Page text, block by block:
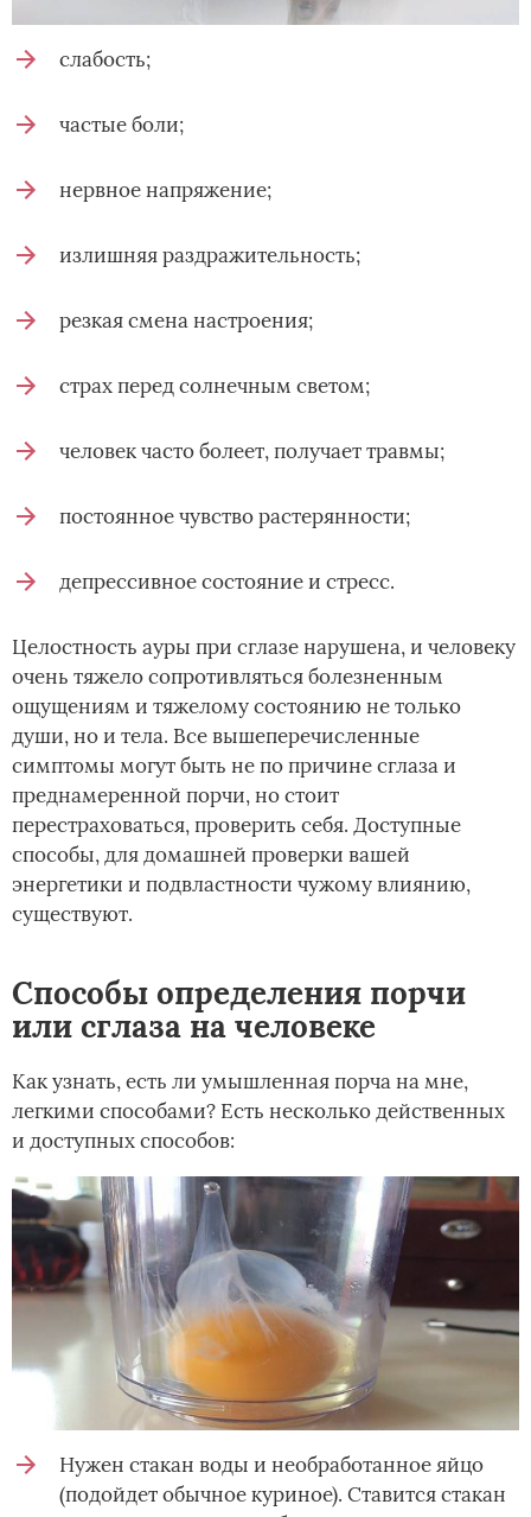
слабость;
частые боли;
нервное напряжение;
излишняя раздражительность;
резкая смена настроения;
страх перед солнечным светом;
человек часто болеет, получает травмы;
постоянное чувство растерянности;
депрессивное состояние и стресс.
Целостность ауры при сглазе нарушена, и человеку
очень тяжело сопротивляться болезненным
ощущениям и тяжелому состоянию не только
души, но и тела. Все вышеперечисленные
симптомы могут быть не по причине сглаза и
преднамеренной порчи, но стоит
перестраховаться, проверить себя. Доступные
способы, для домашней проверки вашей
энергетики и подвластности чужому влиянию,
существуют.
Способы определения порчи
или сглаза на человеке
Как узнать, есть ли умышленная порча на мне,
легкими способами? Есть несколько действенных
и доступных способов:
Нужен стакан воды и необработанное яйцо
(подойдет обычное куриное). Ставится стакан